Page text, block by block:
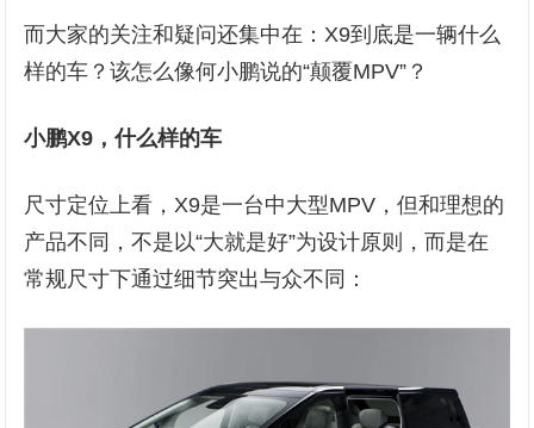
而大家的关注和疑问还集中在：X9到底是一辆什么
样的车？该怎么像何小鹏说的“颠覆MPV”？
小鹏X9，什么样的车
尺寸定位上看，X9是一台中大型MPV，但和理想的
产品不同，不是以“大就是好”为设计原则，而是在
常规尺寸下通过细节突出与众不同：